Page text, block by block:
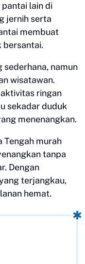
lain di
jernih serta
membuat
bersantai.
sederhana, namun
wisatawan.
ringan
sekadar duduk
menenangkan.
Tengah murah
tanpa
Dengan
terjangkau,
hemat.